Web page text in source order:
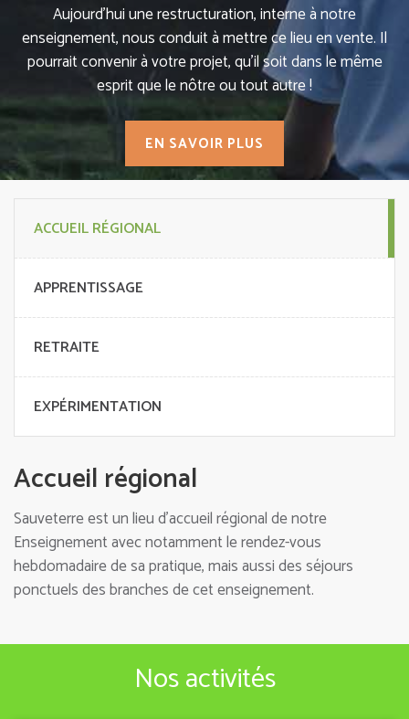
Aujourd’hui une restructuration, interne à notre
enseignement, nous conduit à mettre ce lieu en vente. Il
pourrait convenir à votre projet, qu’il soit dans le même
esprit que le nôtre ou tout autre !
EN SAVOIR PLUS
ACCUEIL RÉGIONAL
APPRENTISSAGE
RETRAITE
EXPÉRIMENTATION
Accueil régional
Sauveterre est un lieu d'accueil régional de notre
Enseignement avec notamment le rendez-vous
hebdomadaire de sa pratique, mais aussi des séjours
ponctuels des branches de cet enseignement.
Nos activités